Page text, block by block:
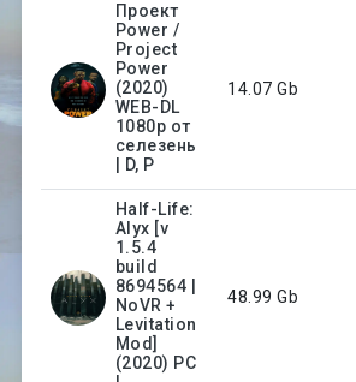
Проект
Power /
Project
Power
(2020)
WEB-DL
1080p от
селезень
| D, P
14.07 Gb
Half-Life:
Alyx [v
1.5.4
build
8694564 |
NoVR +
Levitation
Mod]
(2020) PC
48.99 Gb